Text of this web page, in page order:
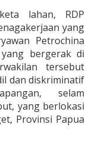
lahan, RDP
yang
Petrochina
bergerak di
tersebut
dan diskriminatif
selam
yang berlokasi
Provinsi Papua